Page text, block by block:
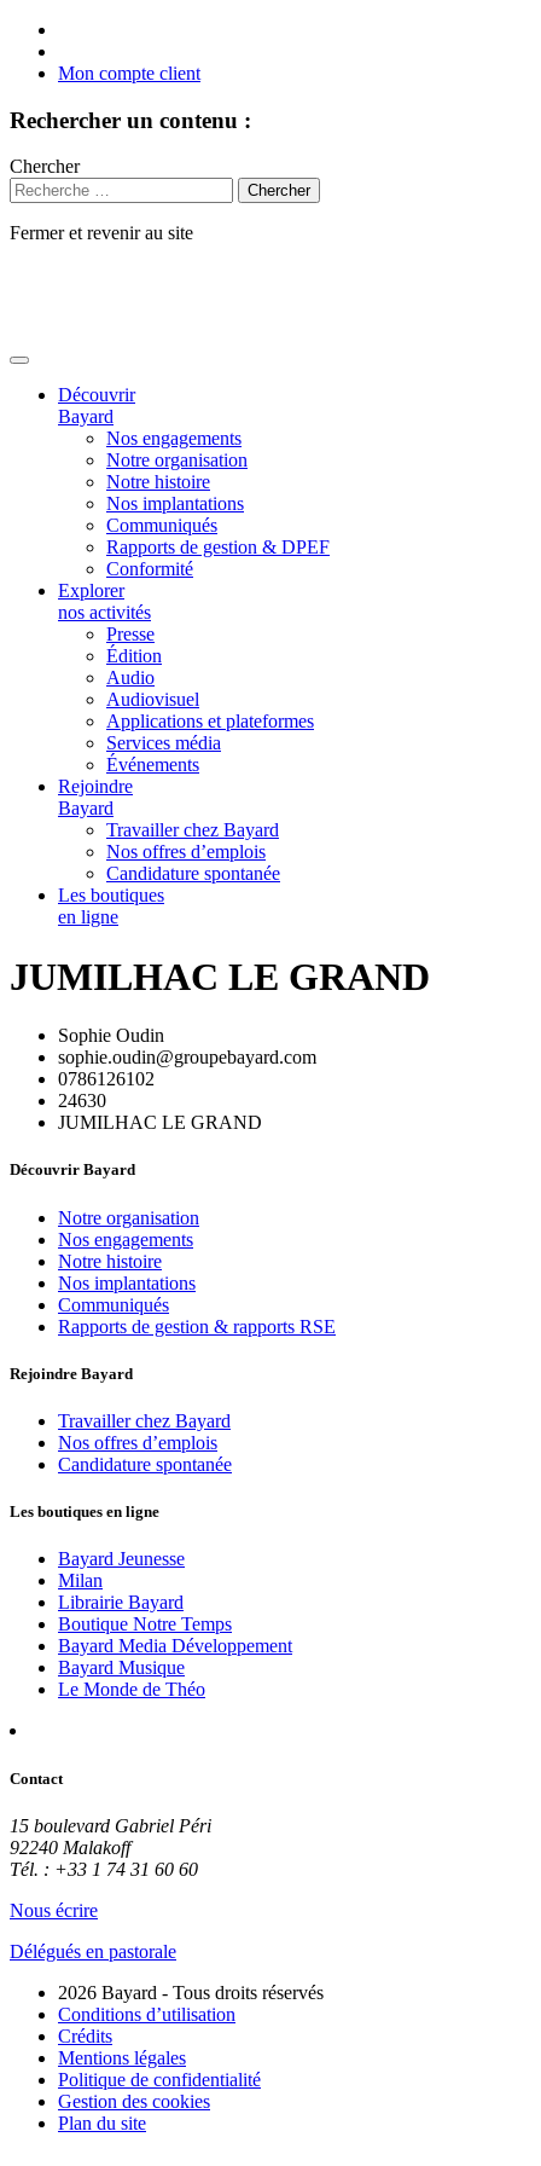
Mon compte client
Rechercher un contenu :
Chercher
Fermer et revenir au site
Découvrir
Bayard
Nos engagements
Notre organisation
Notre histoire
Nos implantations
Communiqués
Rapports de gestion & DPEF
Conformité
Explorer
nos activités
Presse
Édition
Audio
Audiovisuel
Applications et plateformes
Services média
Événements
Rejoindre
Bayard
Travailler chez Bayard
Nos offres d’emplois
Candidature spontanée
Les boutiques
en ligne
JUMILHAC LE GRAND
Sophie Oudin
sophie.oudin@groupebayard.com
0786126102
24630
JUMILHAC LE GRAND
Découvrir Bayard
Notre organisation
Nos engagements
Notre histoire
Nos implantations
Communiqués
Rapports de gestion & rapports RSE
Rejoindre Bayard
Travailler chez Bayard
Nos offres d’emplois
Candidature spontanée
Les boutiques en ligne
Bayard Jeunesse
Milan
Librairie Bayard
Boutique Notre Temps
Bayard Media Développement
Bayard Musique
Le Monde de Théo
Contact
15 boulevard Gabriel Péri
92240 Malakoff
Tél. : +33 1 74 31 60 60
Nous écrire
Délégués en pastorale
2026 Bayard - Tous droits réservés
Conditions d’utilisation
Crédits
Mentions légales
Politique de confidentialité
Gestion des cookies
Plan du site